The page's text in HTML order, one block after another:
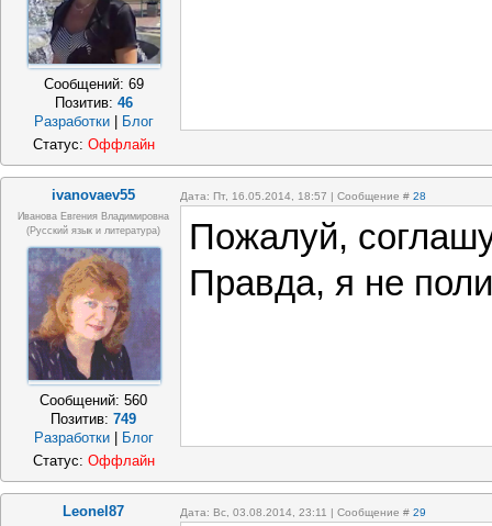
Сообщений: 69
Позитив: 46
Разработки
Блог
Статус: Оффлайн
ivanovaev55 Дата: Пт, 16.05.2014, 18:57 | Сообщение # 28
Иванова Евгения Владимировна
(русский язык и литература)
Сообщений:560
Позитив:749
Разработки
Блог
Пожалуй,
Правда, я не
Статус: Оффлайн
Leonel87 Дата: Вс, 03.08.2014, 23:11 | Сообщение # 29